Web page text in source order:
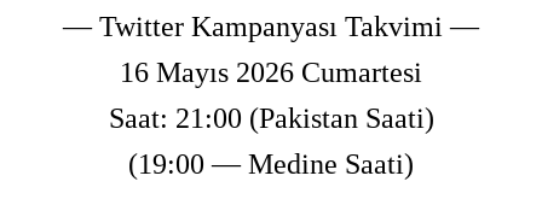
— Twitter Kampanyası Takvimi —
16 Mayıs 2026 Cumartesi
Saat: 21:00 (Pakistan Saati)
(19:00 — Medine Saati)